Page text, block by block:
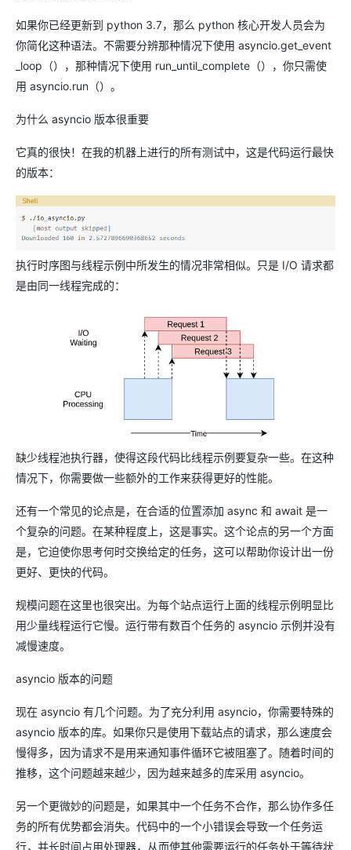
如果你已经更新到 python 3.7，那么 python 核心开发人员会为
你简化这种语法。不需要分辨那种情况下使用 asyncio.get_event
_loop（），那种情况下使用 run_until_complete（），你只需使
用 asyncio.run（）。
为什么 asyncio 版本很重要
它真的很快！在我的机器上进行的所有测试中，这是代码运行最快
的版本：
执行时序图与线程示例中所发生的情况非常相似。只是 I/O 请求都
是由同一线程完成的：
缺少线程池执行器，使得这段代码比线程示例要复杂一些。在这种
情况下，你需要做一些额外的工作来获得更好的性能。
还有一个常见的论点是，在合适的位置添加 async 和 await 是一
个复杂的问题。在某种程度上，这是事实。这个论点的另一个方面
是，它迫使你思考何时交换给定的任务，这可以帮助你设计出一份
更好、更快的代码。
规模问题在这里也很突出。为每个站点运行上面的线程示例明显比
用少量线程运行它慢。运行带有数百个任务的 asyncio 示例并没有
减慢速度。
asyncio 版本的问题
现在 asyncio 有几个问题。为了充分利用 asyncio，你需要特殊的
asyncio 版本的库。如果你只是使用下载站点的请求，那么速度会
慢得多，因为请求不是用来通知事件循环它被阻塞了。随着时间的
推移，这个问题越来越少，因为越来越多的库采用 asyncio。
另一个更微妙的问题是，如果其中一个任务不合作，那么协作多任
务的所有优势都会消失。代码中的一个小错误会导致一个任务运
行，并长时间占用处理器，从而使其他需要运行的任务处于等待状